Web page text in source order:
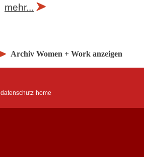
mehr...
Archiv Women + Work anzeigen
datenschutz home